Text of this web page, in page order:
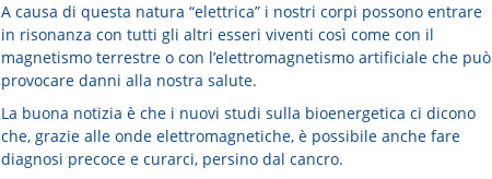
A causa di questa natura “elettrica” i nostri corpi possono entrare
in risonanza con tutti gli altri esseri viventi così come con il
magnetismo terrestre o con l’elettromagnetismo artificiale che può
provocare danni alla nostra salute.
La buona notizia è che i nuovi studi sulla bioenergetica ci dicono
che, grazie alle onde elettromagnetiche, è possibile anche fare
diagnosi precoce e curarci, persino dal cancro.